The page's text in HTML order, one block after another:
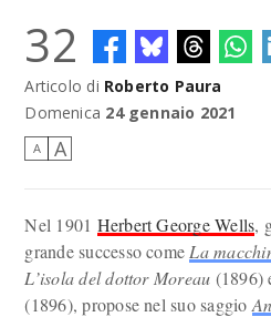
32
Articolo di Roberto Paura
Domenica 24 gennaio 2021
A A
Nel 1901 Herbert George Wells,
grande successo come La
L’isola del dottor Moreau (1896)
(1896), propose nel suo saggio